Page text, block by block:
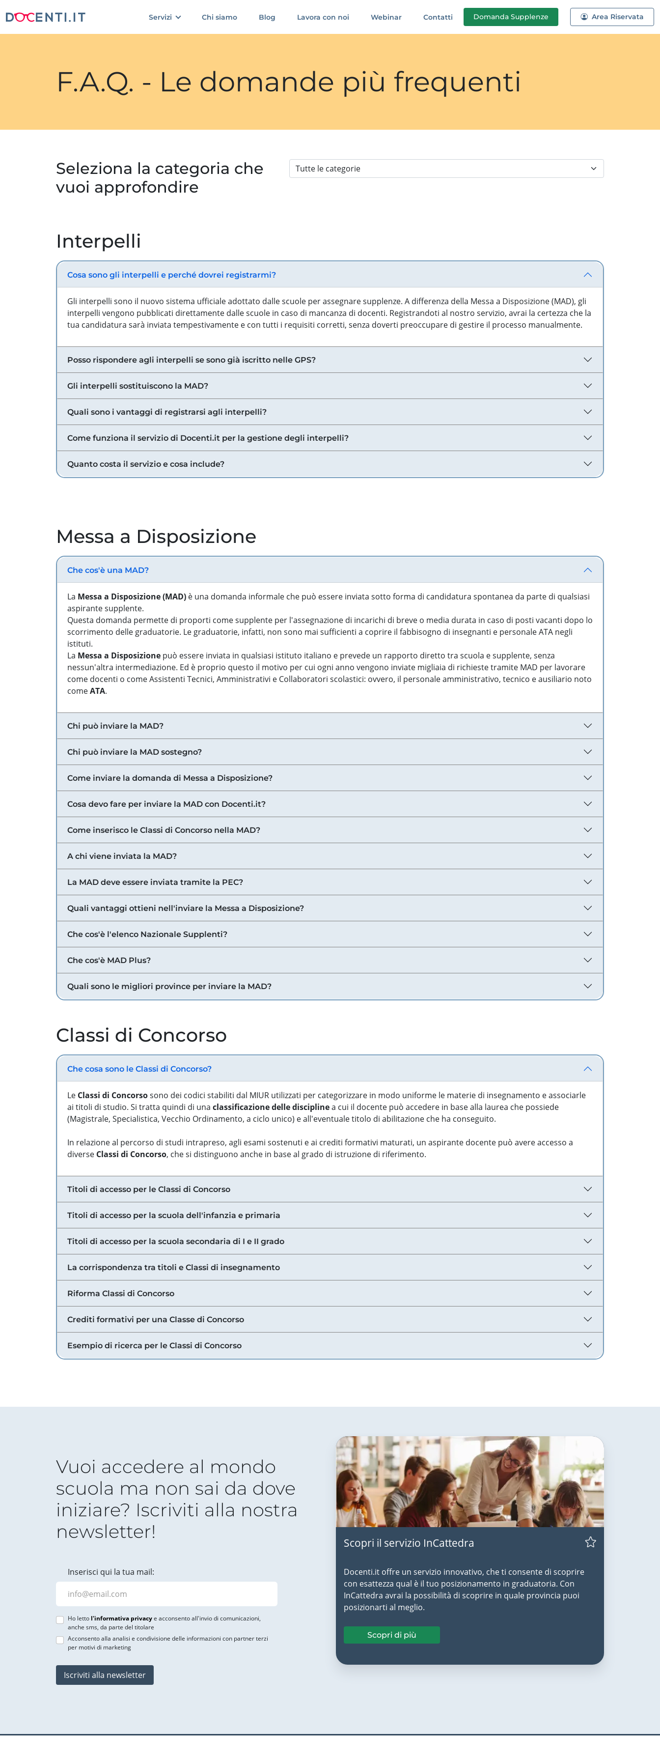
Servizi Chi siamo Blog Lavora con noi Webinar Contatti Domanda Supplenze Area Riservata
F.A.Q. - Le domande più frequenti
Seleziona la categoria che
vuoi approfondire
Interpelli
Cosa sono gli interpelli e perché dovrei registrarmi?
Gli interpelli sono il nuovo sistema ufficiale adottato dalle scuole per assegnare supplenze. A differenza della Messa a Disposizione (MAD), gli
interpelli vengono pubblicati direttamente dalle scuole in caso di mancanza di docenti. Registrandoti al nostro servizio, avrai la certezza che la
tua candidatura sarà inviata tempestivamente e con tutti i requisiti corretti, senza doverti preoccupare di gestire il processo manualmente.
Posso rispondere agli interpelli se sono già iscritto nelle GPS?
Gli interpelli sostituiscono la MAD?
Quali sono i vantaggi di registrarsi agli interpelli?
Come funziona il servizio di Docenti.it per la gestione degli interpelli?
Quanto costa il servizio e cosa include?
Messa a Disposizione
Che cos'è una MAD?
La Messa a Disposizione (MAD) è una domanda informale che può essere inviata sotto forma di candidatura spontanea da parte di qualsiasi
aspirante supplente.
Questa domanda permette di proporti come supplente per l'assegnazione di incarichi di breve o media durata in caso di posti vacanti dopo lo
scorrimento delle graduatorie. Le graduatorie, infatti, non sono mai sufficienti a coprire il fabbisogno di insegnanti e personale ATA negli
istituti.
La Messa a Disposizione può essere inviata in qualsiasi istituto italiano e prevede un rapporto diretto tra scuola e supplente, senza
nessun'altra intermediazione. Ed è proprio questo il motivo per cui ogni anno vengono inviate migliaia di richieste tramite MAD per lavorare
come docenti o come Assistenti Tecnici, Amministrativi e Collaboratori scolastici: ovvero, il personale amministrativo, tecnico e ausiliario noto
comeATA.
Chi può inviare la MAD?
Chi può inviare la MAD sostegno?
Come inviare la domanda di Messa a Disposizione?
Cosa devo fare per inviare la MAD con Docenti.it?
Come inserisco le Classi di Concorso nella MAD?
A chi viene inviata la MAD?
La MAD deve essere inviata tramite la PEC?
Quali vantaggi ottieni nell'inviare la Messa a Disposizione?
Che cos'è l'elenco Nazionale Supplenti?
Che cos'è MAD Plus?
Quali sono le migliori province per inviare la MAD?
Classi di Concorso
Che cosa sono le Classi di Concorso?
Le Classi di Concorsosono dei codici stabiliti dal MIUR utilizzati per categorizzare in modo uniforme le materie di insegnamento e associarle
ai titoli di studio. Si tratta quindi di una classificazione delle disciplinea cui il docente può accedere in base alla laurea che possiede
(Magistrale, Specialistica, Vecchio Ordinamento, a ciclo unico) e all'eventuale titolo di abilitazione che ha conseguito.
In relazione al percorso di studi intrapreso, agli esami sostenuti e ai crediti formativi maturati, un aspirante docente può avere accesso a
diverse Classi di Concorso, che si distinguono anche in base al grado di istruzione di riferimento.
Titoli di accesso per le Classi di Concorso
Titoli di accesso per la scuola dell'infanzia e primaria
Titoli di accesso per la scuola secondaria di I e II grado
La corrispondenza tra titoli e Classi di insegnamento
Riforma Classi di Concorso
Crediti formativi per una Classe di Concorso
Esempio di ricerca per le Classi di Concorso
Vuoi accedere al mondo
scuola ma non sai da dove
iniziare? Iscriviti alla nostra
newsletter!
Inserisci qui la tua mail:
Ho letto l'informativa privacye acconsento all'invio di comunicazioni,
anche sms, da parte del titolare
Acconsento alla analisi e condivisione delle informazioni con partner terzi
per motivi di marketing
Iscriviti alla newsletter
Scopri il servizio InCattedra
Docenti.it offre un servizio innovativo, che ti consente di scoprire
con esattezza qual è il tuo posizionamento in graduatoria. Con
InCattedra avrai la possibilità di scoprire in quale provincia puoi
posizionarti al meglio.
Scopri di più